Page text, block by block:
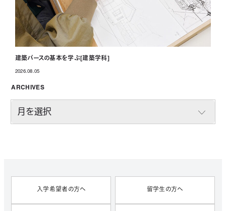
建築パースの基本を学ぶ[建築学科]
2026.08.05
ARCHIVES
入学希望者の方へ 留学生の方へ